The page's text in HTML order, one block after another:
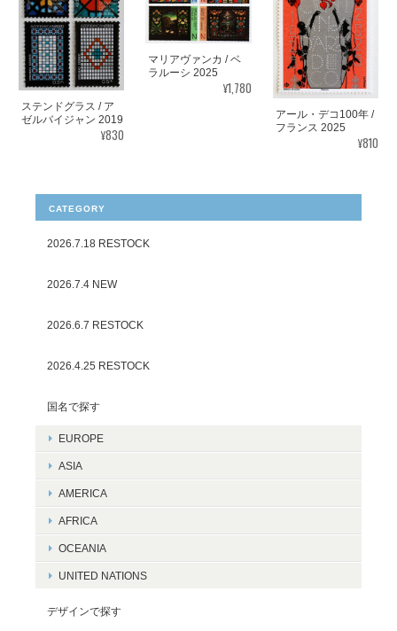
ステンドグラス / ア
ゼルバイジャン 2019
¥830
マリアヴァンカ / ベ
ラルーシ 2025
¥1,780
アール・デコ100年 /
フランス 2025
¥810
CATEGORY
2026.7.18 RESTOCK
2026.7.4 NEW
2026.6.7 RESTOCK
2026.4.25 RESTOCK
国名で探す
EUROPE
ASIA
AMERICA
AFRICA
OCEANIA
UNITED NATIONS
デザインで探す